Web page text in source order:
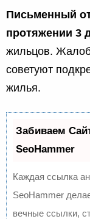
Письменный
протяжении 3
жильцов.
советуют
жилья.
Забиваем
SeoHammer
Каждая ссылка
SeoHammer
вечные ссылки,